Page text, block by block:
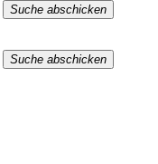
Suche abschicken
Suche abschicken